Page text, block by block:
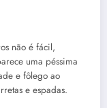
não é fácil,
uma péssima
e fôlego ao
e espadas.